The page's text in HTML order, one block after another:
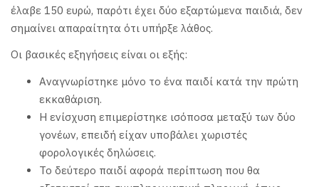
έλαβε 150 ευρώ, παρότι έχει δύο εξαρτώμενα παιδιά, δεν
σημαίνει απαραίτητα ότι υπήρξε λάθος.
Οι βασικές εξηγήσεις είναι οι εξής:
Αναγνωρίστηκε μόνο το ένα παιδί κατά την πρώτη
εκκαθάριση.
Η ενίσχυση επιμερίστηκε ισόποσα μεταξύ των δύο
γονέων, επειδή είχαν υποβάλει χωριστές
φορολογικές δηλώσεις.
Το δεύτερο παιδί αφορά περίπτωση που θα